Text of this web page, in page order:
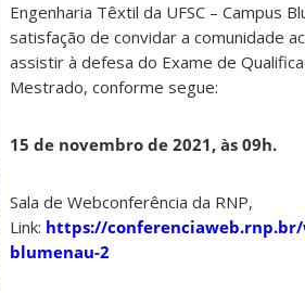
Engenharia Têxtil da UFSC – Campus
satisfação de convidar a comunidade
assistir à defesa do Exame de
Mestrado, conforme segue:
15 de novembro de 2021, às 09h.
Sala de Webconferência da RNP,
Link: https://
blumenau-2